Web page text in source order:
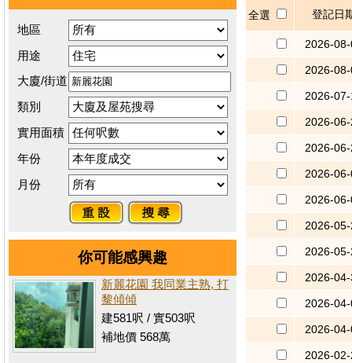
地區
用途
大廈/街道
類別
實用面積
年份
月份
你可能感興趣
新麗花園 我同業主熟, 打
黎傾傾
建581呎 / 實503呎
補地價 568萬
全選 登記日
2026-
2026-
2026-
2026-
2026-
2026-
2026-
2026-
2026-
2026-
2026-
2026-
2026-